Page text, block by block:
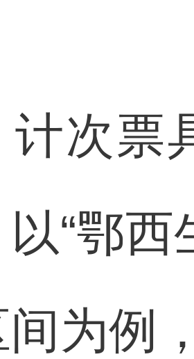
票具
以“鄂
间为例